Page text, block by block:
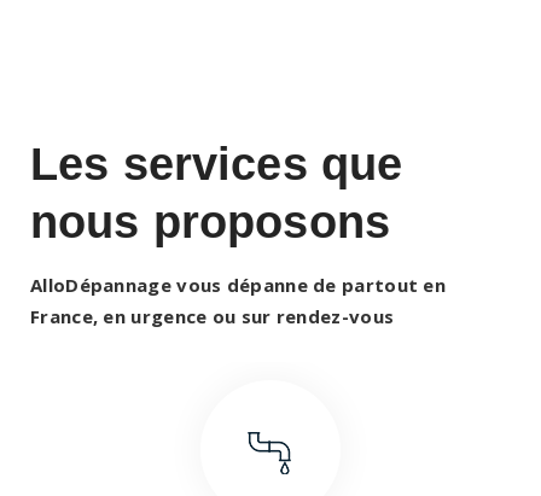
Les services que
nous proposons
AlloDépannage vous dépanne de partout en
France, en urgence ou sur rendez-vous